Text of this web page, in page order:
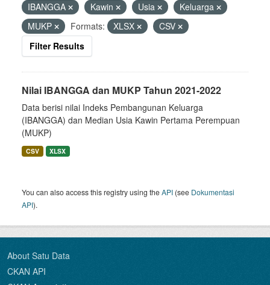
IBANGGA
Kawin Usia
Keluarga
MUKP
Formats: XLSX
CSV
Filter Results
Nilai IBANGGA dan MUKP Tahun 2021-2022
Data berisi nilai Indeks Pembangunan Keluarga
(IBANGGA) dan Median Usia Kawin Pertama Perempuan
(MUKP)
CSV XLSX
You can also access this registry using theAPI (see Dokumentasi
API).
About Satu Data
CKAN API